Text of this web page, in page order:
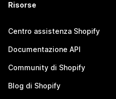
Risorse
Centro assistenza Shopify
Documentazione API
Community di Shopify
Blog di Shopify